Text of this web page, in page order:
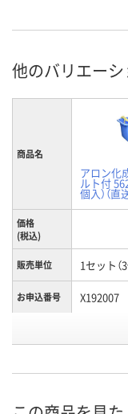
他のバリエー
商品名
アロン化
ルト付
個入）（直
価格
(税込)
販売単位 1セット（
お申込番号 X192007
数量